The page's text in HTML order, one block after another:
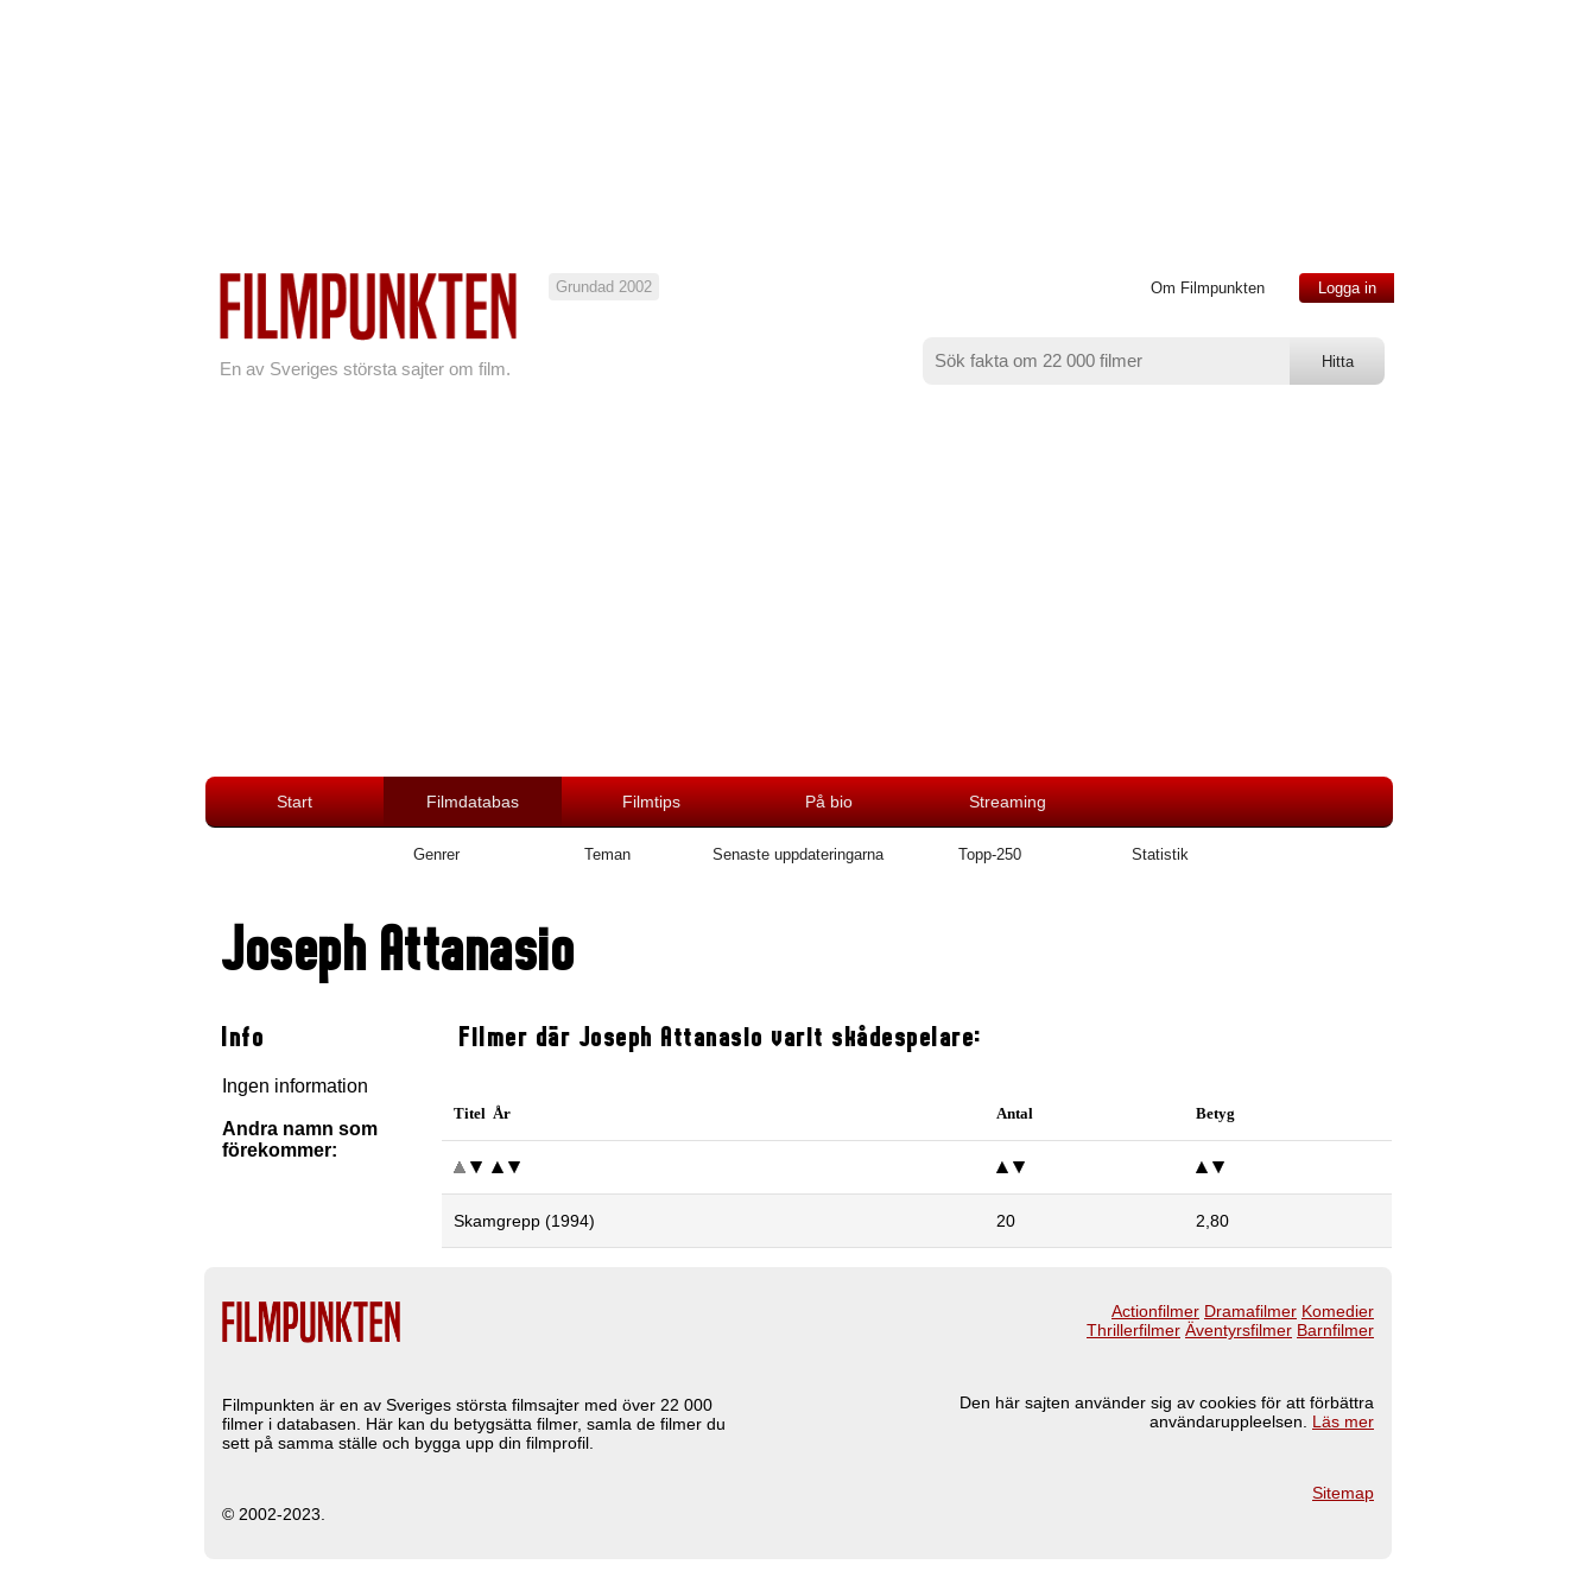
En av Sveriges största sajter om film.
Grundad 2002 Om Filmpunkten Logga in
Start Filmdatabas Filmtips På bio Streaming
Genrer Teman Senaste uppdateringarna Topp-250 Statistik
Joseph Attanasio
Info
Ingen information
Andra namn som
förekommer:
Filmer där Joseph Attanasio varit skådespelare:
Titel År Antal Betyg
Skamgrepp (1994) 20 2,80
Filmpunkten är en av Sveriges största filmsajter med över 22 000
filmer i databasen. Här kan du betygsätta filmer, samla de filmer du
sett på samma ställe och bygga upp din filmprofil.
© 2002-2023.
Actionfilmer Dramafilmer Komedier
Thrillerfilmer Äventyrsfilmer Barnfilmer
Den här sajten använder sig av cookies för att förbättra
användaruppleelsen. Läs mer
Sitemap